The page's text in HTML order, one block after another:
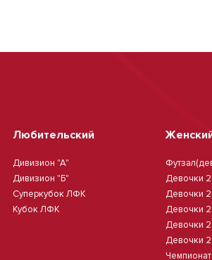
Любительский
Дивизион "А"
Дивизион "Б"
Суперкубок ЛФК
Кубок ЛФК
Девочки
Девочки
Девочки
Девочки
Девочки